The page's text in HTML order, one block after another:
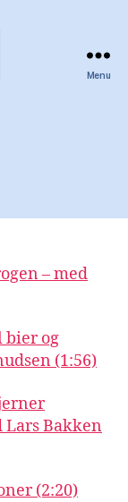
Menu
– med
bier og
(1:56)
Bakken
(2:20)